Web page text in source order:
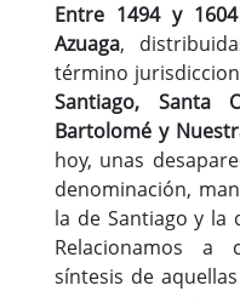
Entre 1494 y
Azuaga,
término
Santiago, Santa
Bartolomé y
hoy, unas
denominación,
la de Santiago y la
Relacionamos a
síntesis de